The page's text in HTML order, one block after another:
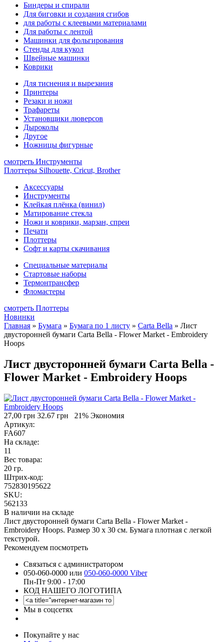
Биндеры и спирали
Для биговки и создания сгибов
для работы с клеевыми материалами
Для работы с лентой
Машинки для фольгирования
Стенды для кукол
Швейные машинки
Коврики
Для тиснения и вырезания
Принтеры
Резаки и ножи
Трафареты
Установщики люверсов
Дыроколы
Другое
Ножницы фигурные
смотреть Инструменты
Плоттеры Silhouette, Cricut, Brother
Аксессуары
Инструменты
Клейкая плёнка (винил)
Матирование стекла
Ножи и коврики, марзан, спреи
Печати
Плоттеры
Софт и карты скачивания
Специальные материалы
Стартовые наборы
Термонтрансфер
Фломастеры
смотреть Плоттеры
Новинки
Главная » Бумага » Бумага по 1 листу » Carta Bella » Лист
двусторонней бумаги Carta Bella - Flower Market - Embroidery
Hoops
Лист двусторонней бумаги Carta Bella -
Flower Market - Embroidery Hoops
27,00 грн 32.67 грн
21% Экономия
Артикул:
FA607
На складе:
11
Вес товара:
20 гр.
Штрих-код:
752830195622
SKU:
562133
В наличии на складе
Лист двусторонней бумаги Carta Bella - Flower Market -
Embroidery Hoops. Размер 30 х 30 см. Бумага плотная с легкой
текстурой.
Рекомендуем посмотреть
Связаться с администратором
050-060-0000 или 050-060-0000 Viber
Пн-Пт 9:00 - 17:00
КОД НАШЕГО ЛОГОТИПА
Мы в соцсетях
Покупайте у нас